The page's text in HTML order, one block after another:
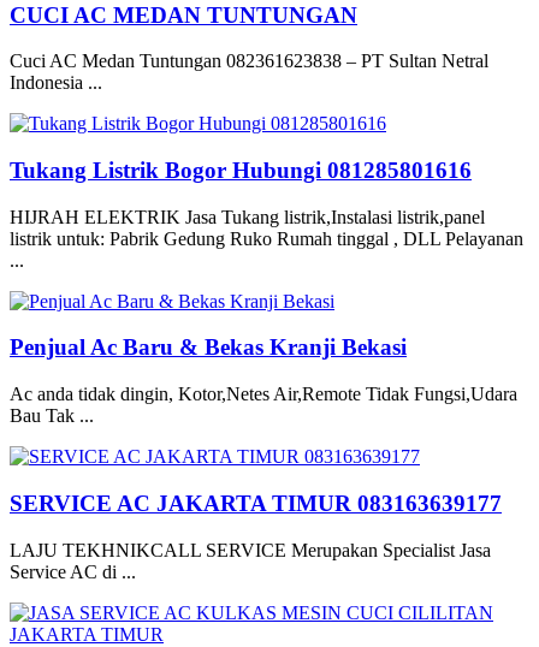
CUCI AC MEDAN TUNTUNGAN
Cuci AC Medan Tuntungan 082361623838 – PT Sultan Netral
Indonesia ...
Tukang Listrik Bogor Hubungi 081285801616
HIJRAH ELEKTRIK Jasa Tukang listrik,Instalasi listrik,panel
listrik untuk: Pabrik Gedung Ruko Rumah tinggal , DLL Pelayanan
...
Penjual Ac Baru & Bekas Kranji Bekasi
Ac anda tidak dingin, Kotor,Netes Air,Remote Tidak Fungsi,Udara
Bau Tak ...
SERVICE AC JAKARTA TIMUR 083163639177
LAJU TEKHNIKCALL SERVICE Merupakan Specialist Jasa
Service AC di ...